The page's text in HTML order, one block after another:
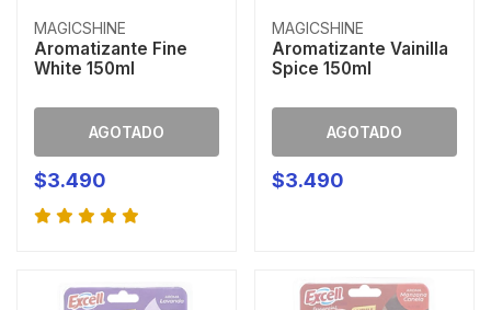
MAGICSHINE
Aromatizante Fine
White 150ml
AGOTADO
$3.490
MAGICSHINE
Aromatizante Vainilla
Spice 150ml
AGOTADO
$3.490